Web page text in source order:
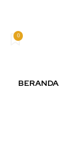
0
BERANDA